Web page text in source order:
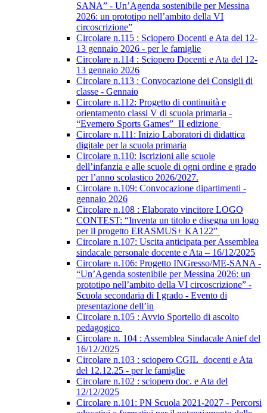
SANA” - Un’Agenda sostenibile per Messina
2026: un prototipo nell’ambito della VI
circoscrizione”
Circolare n.115 : Sciopero Docenti e Ata del 12-
13 gennaio 2026 - per le famiglie
Circolare n.114 : Sciopero Docenti e Ata del 12-
13 gennaio 2026
Circolare n.113 : Convocazione dei Consigli di
classe - Gennaio
Circolare n.112: Progetto di continuità e
orientamento classi V di scuola primaria -
“Evemero Sports Games” II edizione
Circolare n.111: Inizio Laboratori di didattica
digitale per la scuola primaria
Circolare n.110: Iscrizioni alle scuole
dell’infanzia e alle scuole di ogni ordine e grado
per l’anno scolastico 2026/2027.
Circolare n.109: Convocazione dipartimenti -
gennaio 2026
Circolare n.108 : Elaborato vincitore LOGO
CONTEST: “Inventa un titolo e disegna un logo
per il progetto ERASMUS+ KA122”
Circolare n.107: Uscita anticipata per Assemblea
sindacale personale docente e Ata – 16/12/2025
Circolare n.106: Progetto INGresso/ME-SANA -
“Un’Agenda sostenibile per Messina 2026: un
prototipo nell’ambito della VI circoscrizione” -
Scuola secondaria di I grado - Evento di
presentazione dell’in
Circolare n.105 : Avvio Sportello di ascolto
pedagogico
Circolare n. 104 : Assemblea Sindacale Anief del
16/12/2025
Circolare n.103 : sciopero CGIL_docenti e Ata
del 12.12.25 - per le famiglie
Circolare n.102 : sciopero doc. e Ata del
12/12/2025
Circolare n.101: PN Scuola 2021-2027 - Percorsi